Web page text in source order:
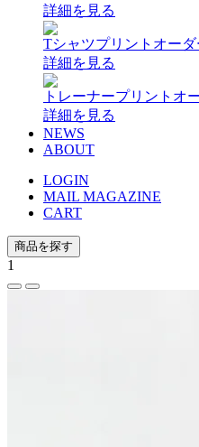
詳細を見る
Tシャツプリントオーダ
詳細を見る
トレーナープリントオ
詳細を見る
NEWS
ABOUT
LOGIN
MAIL MAGAZINE
CART
商品を探す
1